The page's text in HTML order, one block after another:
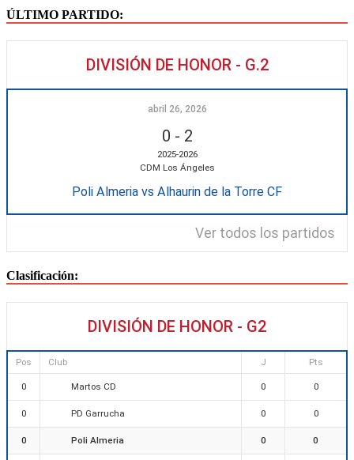
ÚLTIMO PARTIDO:
DIVISIÓN DE HONOR - G.2
abril 26, 2026
0 - 2
2025-2026
CDM Los Ángeles
Poli Almeria vs Alhaurin de la Torre CF
Ver todos los partidos
Clasificación:
DIVISIÓN DE HONOR - G2
Pos Club J Pts
0 Martos CD 0 0
0 PD Garrucha 0 0
0 Poli Almeria 0 0